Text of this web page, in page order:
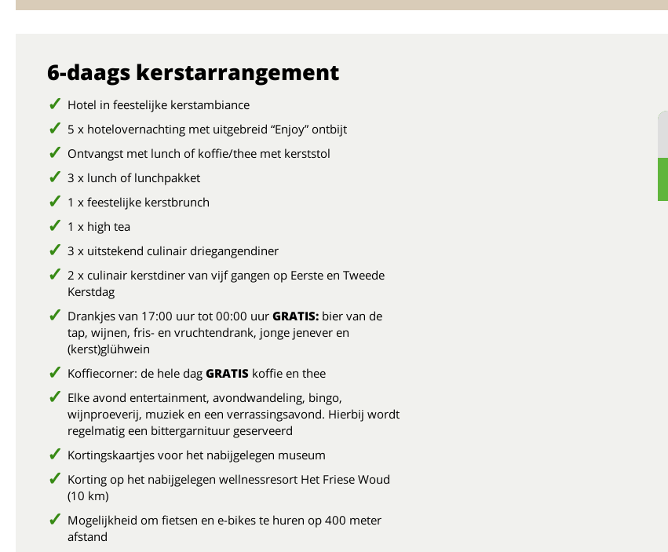
6-daags kerstarrangement
Hotel in feestelijke kerstambiance
5 x hotelovernachting met uitgebreid “Enjoy” ontbijt
Ontvangst met lunch of koffie/thee met kerststol
3 x lunch of lunchpakket
1 x feestelijke kerstbrunch
1 x high tea
3 x uitstekend culinair driegangendiner
2 x culinair kerstdiner van vijf gangen op Eerste en Tweede
Kerstdag
Drankjes van 17:00 uur tot 00:00 uur GRATIS: bier van de
tap, wijnen, fris- en vruchtendrank, jonge jenever en
(kerst)glühwein
Koffiecorner: de hele dag GRATIS koffie en thee
Elke avond entertainment, avondwandeling, bingo,
wijnproeverij, muziek en een verrassingsavond. Hierbij wordt
regelmatig een bittergarnituur geserveerd
Kortingskaartjes voor het nabijgelegen museum
Korting op het nabijgelegen wellnessresort Het Friese Woud
(10 km)
Mogelijkheid om fietsen en e-bikes te huren op 400 meter
afstand